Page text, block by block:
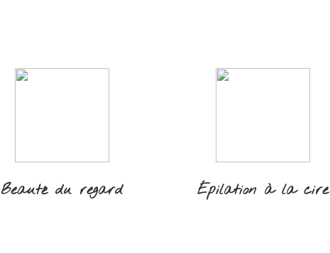
Beauté du regard Épilation à la cire